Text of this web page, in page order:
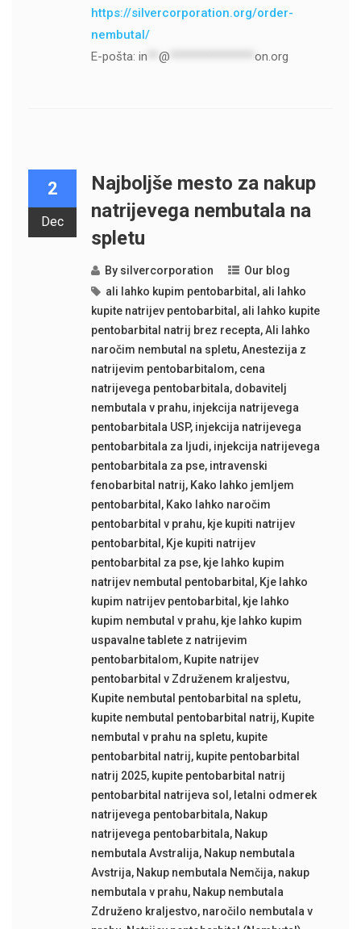
https://silvercorporation.org/order-
nembutal/
E-pošta: in @ on.org
2
Dec
Najboljše mesto za nakup
natrijevega nembutala na
spletu
By silvercorporation
Our blog
ali lahko kupim pentobarbital , ali lahko
kupite natrijev pentobarbital , ali lahko kupite
pentobarbital natrij brez recepta,Ali lahko
naročim nembutal na spletu,Anestezija z
natrijevim pentobarbitalom, cena
natrijevega pentobarbitala, dobavitelj
nembutala v prahu, injekcija natrijevega
pentobarbitala USP, injekcija natrijevega
pentobarbitala za ljudi, injekcija natrijevega
pentobarbitala za pse, intravenski
fenobarbital natrij, Kako lahko jemljem
pentobarbital , Kako lahko naročim
pentobarbital v prahu, kje kupiti natrijev
pentobarbital , Kje kupiti natrijev
pentobarbital za pse, kje lahko kupim
natrijev nembutal pentobarbital , Kje lahko
kupim natrijev pentobarbital , kje lahko
kupim nembutal v prahu, kje lahko kupim
uspavalne tablete z natrijevim
pentobarbitalom, Kupite natrijev
pentobarbital v Združenem kraljestvu,
Kupite nembutal pentobarbital na spletu,
kupite nembutal pentobarbital natrij, Kupite
nembutal v prahu na spletu, kupite
pentobarbital natrij, kupite pentobarbital
natrij 2025, kupite pentobarbital natrij
pentobarbital natrijeva sol , letalni odmerek
natrijevega pentobarbitala, Nakup
natrijevega pentobarbitala, Nakup
nembutala Avstralija, Nakup nembutala
Avstrija, Nakup nembutala Nemčija, nakup
nembutala v prahu, Nakup nembutala
Združeno kraljestvo, naročilo nembutala v